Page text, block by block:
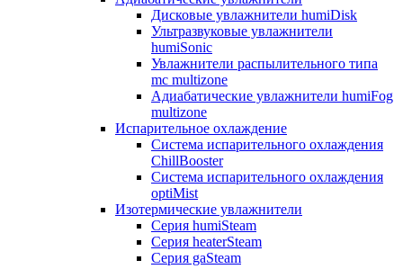
Дисковые увлажнители humiDisk
Ультразвуковые увлажнители
humiSonic
Увлажнители распылительного типа
mc multizone
Адиабатические увлажнители humiFog
multizone
Испарительное охлаждение
Система испарительного охлаждения
ChillBooster
Система испарительного охлаждения
optiMist
Изотермические увлажнители
Серия humiSteam
Серия heaterSteam
Серия gaSteam